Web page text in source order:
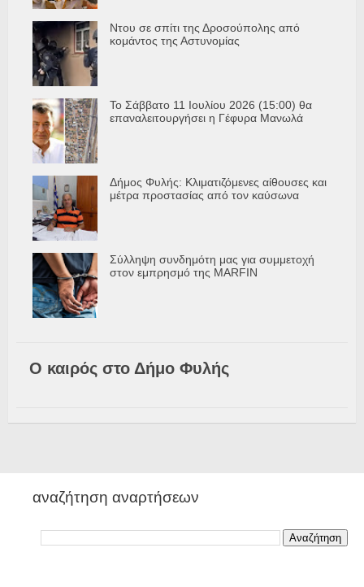
Ντου σε σπίτι της Δροσούπολης από
κομάντος της Αστυνομίας
Το Σάββατο 11 Ιουλίου 2026 (15:00) θα
επαναλειτουργήσει η Γέφυρα Μανωλά
Δήμος Φυλής: Κλιματιζόμενες αίθουσες και
μέτρα προστασίας από τον καύσωνα
Σύλληψη συνδημότη μας για συμμετοχή
στον εμπρησμό της MARFIN
Ο καιρός στο Δήμο Φυλής
αναζήτηση αναρτήσεων